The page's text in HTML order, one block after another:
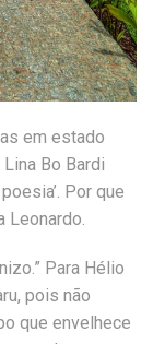
em estado
Bo Bardi
Por que
Leonardo.
Para Hélio
pois não
que envelhece